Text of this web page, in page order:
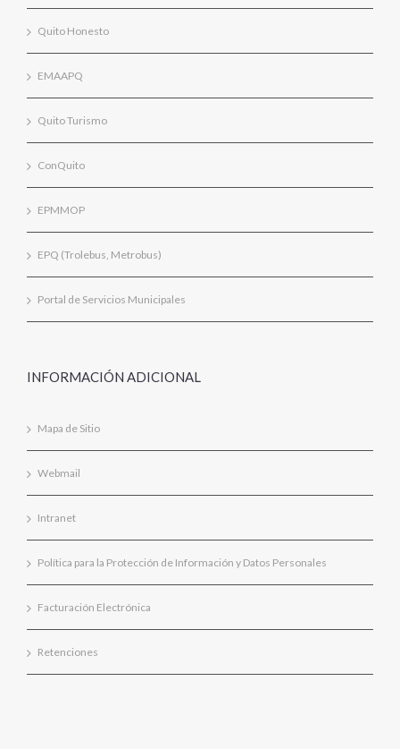
Quito Honesto
EMAAPQ
Quito Turismo
ConQuito
EPMMOP
EPQ (Trolebus, Metrobus)
Portal de Servicios Municipales
INFORMACIÓN ADICIONAL
Mapa de Sitio
Webmail
Intranet
Política para la Protección de Información y Datos Personales
Facturación Electrónica
Retenciones